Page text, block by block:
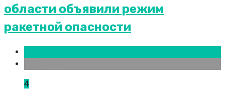
области объявили режим
ракетной опасности
4